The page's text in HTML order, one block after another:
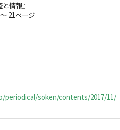
情報』
21ページ
periodical/soken/contents/2017/11/